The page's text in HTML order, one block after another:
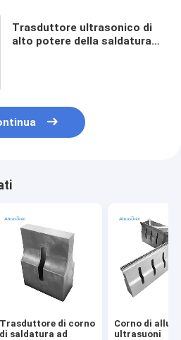
Trasduttore ultrasonico di
alto potere della saldatura,
Trasduttore di corno
di saldatura ad
Corno di
ultrasuoni